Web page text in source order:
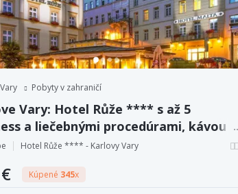
Pobyty v zahraničí
Vary: Hotel Růže **** s až 5
a liečebnými procedúrami, kávou a
polpenziou.
Hotel Růže **** - Karlovy Vary
Kúpené 345x